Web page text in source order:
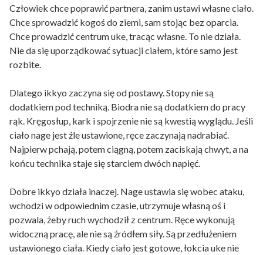
Człowiek chce poprawić partnera, zanim ustawi własne ciało.
Chce sprowadzić kogoś do ziemi, sam stojąc bez oparcia.
Chce prowadzić centrum uke, tracąc własne. To nie działa.
Nie da się uporządkować sytuacji ciałem, które samo jest
rozbite.
Dlatego ikkyo zaczyna się od postawy. Stopy nie są
dodatkiem pod techniką. Biodra nie są dodatkiem do pracy
rąk. Kręgosłup, kark i spojrzenie nie są kwestią wyglądu. Jeśli
ciało nage jest źle ustawione, ręce zaczynają nadrabiać.
Najpierw pchają, potem ciągną, potem zaciskają chwyt, a na
końcu technika staje się starciem dwóch napięć.
Dobre ikkyo działa inaczej. Nage ustawia się wobec ataku,
wchodzi w odpowiednim czasie, utrzymuje własną oś i
pozwala, żeby ruch wychodził z centrum. Ręce wykonują
widoczną pracę, ale nie są źródłem siły. Są przedłużeniem
ustawionego ciała. Kiedy ciało jest gotowe, łokcia uke nie